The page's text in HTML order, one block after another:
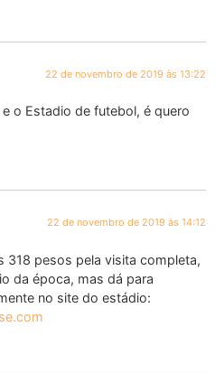
22 de novembro de 2019 às 13:22
o Estadio de futebol, é quero
22 de novembro de 2019 às 14:12
318 pesos pela visita completa,
da época, mas dá para
no site do estádio: